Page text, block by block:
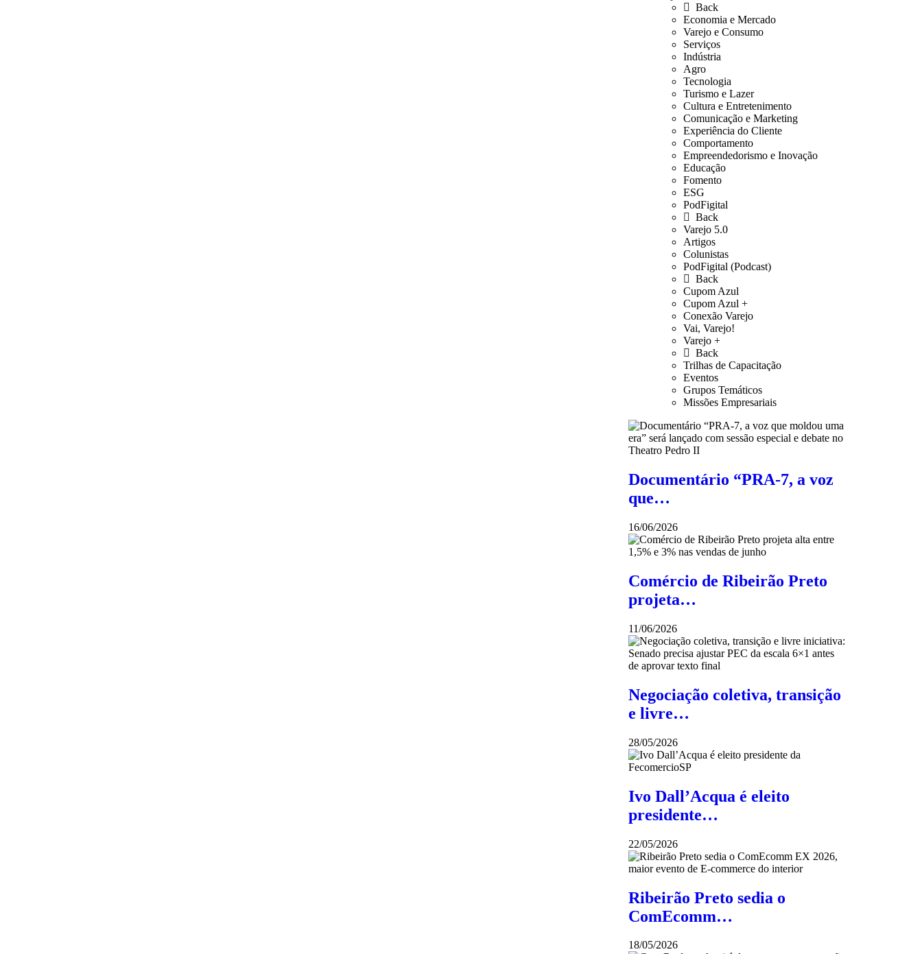
Back
Economia e Mercado
Varejo e Consumo
Serviços
Indústria
Agro
Tecnologia
Turismo e Lazer
Cultura e Entretenimento
Comunicação e Marketing
Experiência do Cliente
Comportamento
Empreendedorismo e Inovação
Educação
Fomento
ESG
PodFigital
Back
Varejo 5.0
Artigos
Colunistas
PodFigital (Podcast)
Back
Cupom Azul
Cupom Azul +
Conexão Varejo
Vai, Varejo!
Varejo +
Back
Trilhas de Capacitação
Eventos
Grupos Temáticos
Missões Empresariais
Documentário “PRA-7, a voz
que…
16/06/2026
Comércio de Ribeirão Preto
projeta…
11/06/2026
Negociação coletiva, transição
e livre…
28/05/2026
Ivo Dall’Acqua é eleito
presidente…
22/05/2026
Ribeirão Preto sedia o
ComEcomm…
18/05/2026